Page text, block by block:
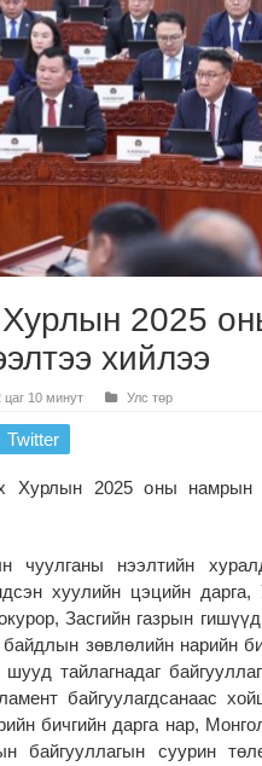
2025
хийлээ
10 минут Улс төр
Twitter
2025 оны намрын
чуулганы нээлтийн
хуулийн цэцийн
Засгийн газрын
зөвлөлийн нарийн
тайлагнадаг
байгуулагдсанаас
бичгийн дарга нар,
байгууллагын суурин